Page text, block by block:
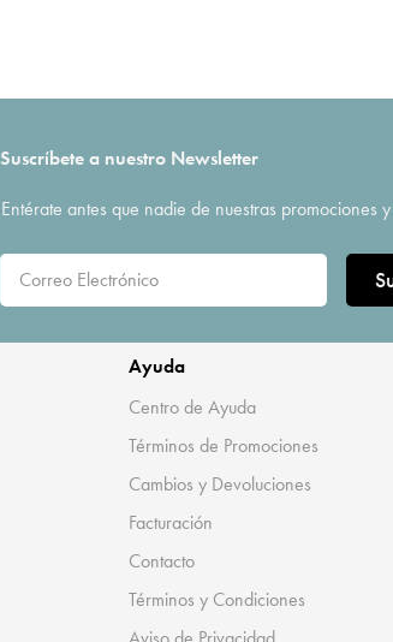
Suscríbete a nuestro Newsletter
Entérate antes que nadie de nuestras promociones
Ayuda
Centro de Ayuda
Términos de Promociones
Cambios y Devoluciones
Facturación
Contacto
Términos y Condiciones